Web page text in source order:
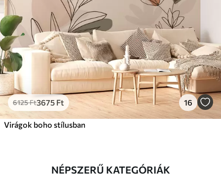
6125Ft3675 Ft 16
Virágok boho stílusban
NÉPSZERŰ KATEGÓRIÁK